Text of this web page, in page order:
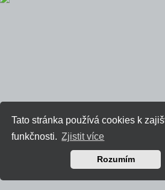
Tato stránka používá cookies k
funkčnosti. Zjistit více
Rozumím